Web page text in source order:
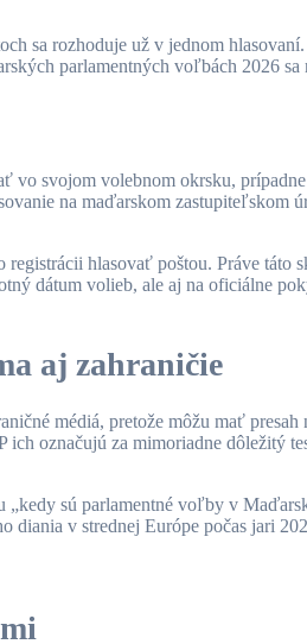
sa rozhoduje už v jednom
parlamentných voľbách 2026 sa
vo svojom volebnom okrsku,
na maďarskom
hlasovať poštou. Práve
dátum volieb, ale aj na oficiálne
aj zahraničie
médiá, pretože môžu mať
označujú za mimoriadne dôležitý
sú parlamentné voľby v
diania v strednej Európe počas jari